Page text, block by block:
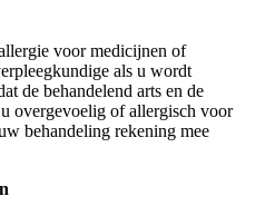
voor medicijnen of
als u wordt
de behandelend arts en de
overgevoelig of allergisch voor
behandeling rekening mee